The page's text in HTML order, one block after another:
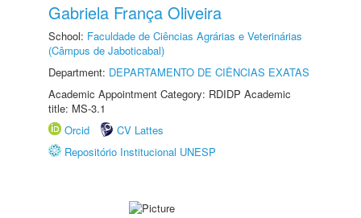
Gabriela França Oliveira
School: Faculdade de Ciências Agrárias e Veterinárias
(Câmpus de Jaboticabal)
Department: DEPARTAMENTO DE CIÊNCIAS EXATAS
Academic Appointment Category: RDIDP Academic
title: MS-3.1
Orcid
CV Lattes
Repositório Institucional UNESP